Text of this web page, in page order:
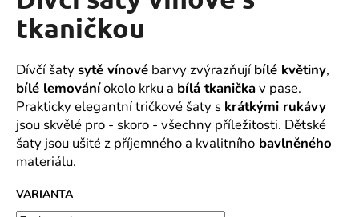
0,0
z
hvězdiček.
tkaničkou
Dívčí šatysytě vínové barvy zvýrazňujíbílé květiny,
bílé lemováníokolo krku a bílá tkaničkav pase.
Prakticky elegantní tričkové šaty s krátkými rukávy
jsou skvělé pro - skoro - všechny příležitosti. Dětské
šaty jsou ušité z příjemného a kvalitního bavlněného
materiálu.
VARIANTA
a
j
í
t
?